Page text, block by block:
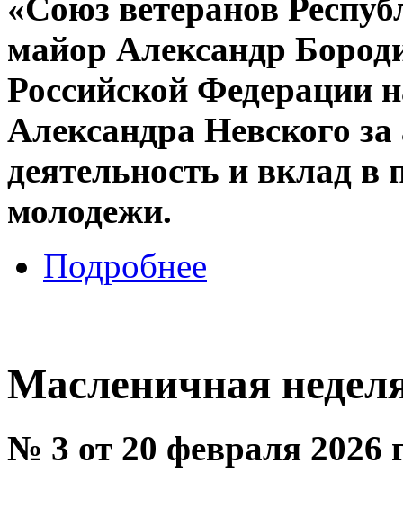
«Союз ветеранов
майор Александр
Российской Федерации
Александра Невского
деятельность и вклад в
молодежи.
Подробнее
Масленичная
№ 3 от 20 февраля 2026